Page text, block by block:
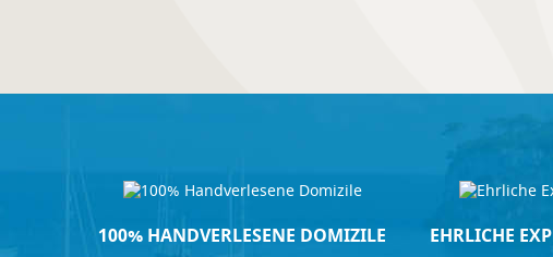
100% HANDVERLESENE DOMIZILE EHRLICHE